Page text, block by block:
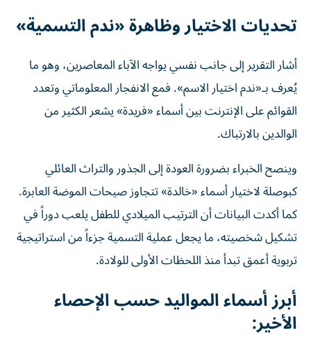
تحديات الاختيار وظاهرة «ندم التسمية»
أشار التقرير إلى جانب نفسي يواجه الآباء المعاصرين، وهو ما
يُعرف بـ«ندم اختيار الاسم». فمع الانفجار المعلوماتي وتعدد
القوائم على الإنترنت بين أسماء «فريدة» يشعر الكثير من
الوالدين بالارتباك.
وينصح الخبراء بضرورة العودة إلى الجذور والتراث العائلي
كبوصلة لاختيار أسماء «خالدة» تتجاوز صيحات الموضة العابرة.
كما أكدت البيانات أن الترتيب الميلادي للطفل يلعب دوراً في
تشكيل شخصيته، ما يجعل عملية التسمية جزءاً من استراتيجية
تربوية أعمق تبدأ منذ اللحظات الأولى للولادة.
أبرز أسماء المواليد حسب الإحصاء
الأخير: